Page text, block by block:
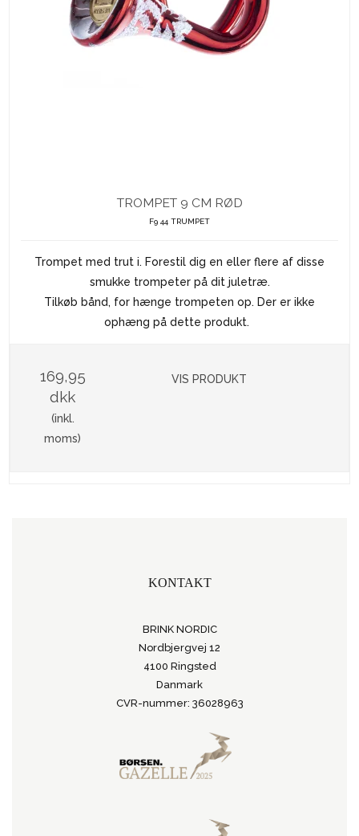
TROMPET 9 CM RØD
F9 44 TRUMPET
Trompet med trut i. Forestil dig en eller flere af disse
smukke trompeter på dit juletræ.
Tilkøb bånd, for hænge trompeten op. Der er ikke
ophæng på dette produkt.
169,95
dkk
(inkl.
moms)
VIS PRODUKT
KONTAKT
BRINK NORDIC
Nordbjergvej 12
4100 Ringsted
Danmark
CVR-nummer: 36028963